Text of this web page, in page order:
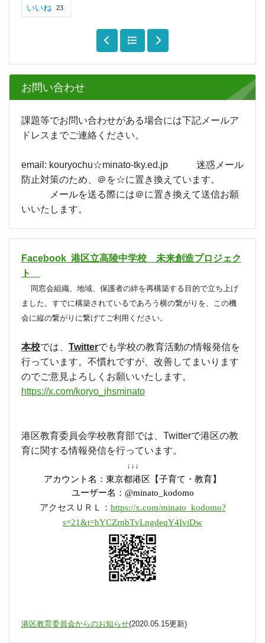
いいね 23
お問い合わせ
課題等でお問い合わせがある場合には下記メールア
ドレスまでご連絡ください。
email: kouryochu☆minato-tky.ed.jp 迷惑メール
防止対策のため、＠を☆に置き換えています。
メールを送る際には＠に置き換えて送信お願
いいたします。
Facebook 港区立高陵中学校 未来創造プロジェク
ト
同窓会組織、地域、保護者の絆を再構築する目的で立ち上げ
ました。すでに構築されているであろう横の繋がりを、この機
会に縦の繋がりに繋げてご利用ください。
本校では、 Twitterでも学校の教育活動の情報発信を
行っています。不慣れですが、改善してまいります
のでご意見よろしくお願いいたします。
https://x.com/koryo_jhsminato
港区教育委員会学校教育部では、 Twitterで港区の教
育に関する情報発信を行っています。
↓↓↓
アカウント名：東京都港区【子育て・教育】
ユーザー名： @minato_kodomo
アクセスＵＲＬ： https://x.com/minato_kodomo?
s=21&t=hYCZrnbTvLngdeqY4IviDw
港区教育委員会からのお知らせ(2020.05.15更新)